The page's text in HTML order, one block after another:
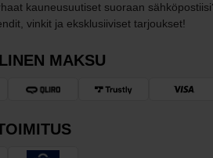
kauneusuutiset suoraan
vinkit ja eksklusiiviset tarjoukset!
MAKSU